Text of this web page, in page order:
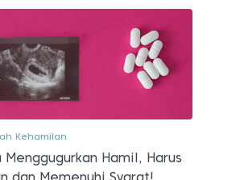
Kehamilan
Menggugurkan Hamil, Harus